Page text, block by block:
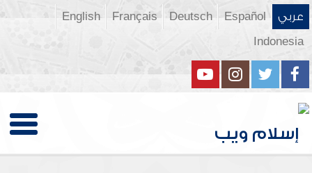
عربي Español
Deutsch
Français
English
Indonesia